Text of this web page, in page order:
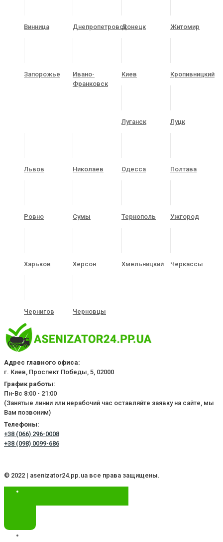
Винница ДнепропетровскДонецк Житомир
Запорожье
Ивано-
Франковск
Киев Кропивницкий
Луганск Луцк
Львов Николаев Одесса Полтава
Ровно Сумы Тернополь Ужгород
Харьков Херсон Хмельницкий Черкассы
Чернигов Черновцы
Адрес главного офиса:
г. Киев, Проспект Победы, 5, 02000
График работы:
Пн-Вс 8:00 - 21:00
(Занятые линии или нерабочий час оставляйте заявку на сайте, мы
Вам позвоним)
Телефоны:
+38 (066) 296-0008
+38 (098) 0099-686
© 2022 | asenizator24.pp.ua все права защищены.